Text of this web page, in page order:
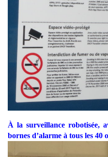
À la surveillance robotisée,
bornes d’alarme à tous les 40